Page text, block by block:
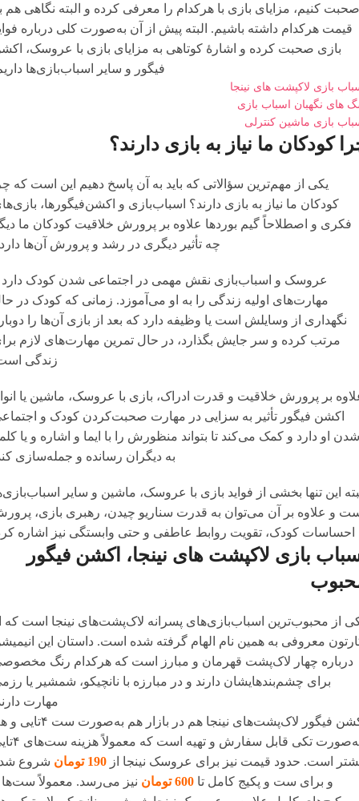
صحبت کنیم، مزایای بازی با هرکدام را معرفی کرده و البته نگاهی هم
قیمت هرکدام داشته باشیم. البته پیش از آن به‌صورت کلی درباره
بازی صحبت کرده و اشارۀ کوتاهی به مزایای بازی با عروسک،
فیگور و سایر اسباب‌بازی‌ها
بازی لاکپشت های نینجا
های نگهبان اسباب بازی
بازی ماشین کنترلی
کودکان ما نیاز به بازی دارند؟
یکی از مهم‌ترین سؤالاتی که باید به آن پاسخ دهیم این است که
کودکان ما نیاز به بازی دارند؟ اسباب‌بازی و اکشن‌فیگورها،
فکری و اصطلاحاً گیم بوردها علاوه بر پرورش خلاقیت کودکان ما
چه تأثیر دیگری در رشد و پرورش آن‌ها
عروسک و اسباب‌بازی نقش مهمی در اجتماعی شدن کودک دارد
مهارت‌های اولیه زندگی را به او می‌آموزد. زمانی که کودک در
نگهداری از وسایلش است یا وظیفه دارد که بعد از بازی آن‌ها را
مرتب کرده و سر جایش بگذارد، در حال تمرین مهارت‌های لازم
زندگی
بر پرورش خلاقیت و قدرت ادراک، بازی با عروسک، ماشین یا
اکشن فیگور تأثیر به سزایی در مهارت صحبت‌کردن کودک و
شدن او دارد و کمک می‌کند تا بتواند منظورش را با ایما و اشاره و یا
به دیگران رسانده و جمله‌سازی
این تنها بخشی از فواید بازی با عروسک، ماشین و سایر
و علاوه بر آن می‌توان به قدرت سناریو چیدن، رهبری بازی،
احساسات کودک، تقویت روابط عاطفی و حتی وابستگی نیز اشاره
بازی لاکپشت های نینجا، اکشن فیگور
از محبوب‌ترین اسباب‌بازی‌های پسرانه لاک‌پشت‌های نینجا است که
معروفی به همین نام الهام گرفته شده است. داستان این
درباره چهار لاک‌پشت قهرمان و مبارز است که هرکدام رنگ
برای چشم‌بندهایشان دارند و در مبارزه با نانچیکو، شمشیر یا
مهارت
اکشن فیگور لاک‌پشت‌های نینجا هم در بازار هم به‌صورت
به‌صورت تکی قابل سفارش و تهیه
است. حدود قیمت نیز برای عروسک نینجا از
شروع
و برای ست و پکیج کامل تا 600 تومان
نیز می‌رسد. معمولاً